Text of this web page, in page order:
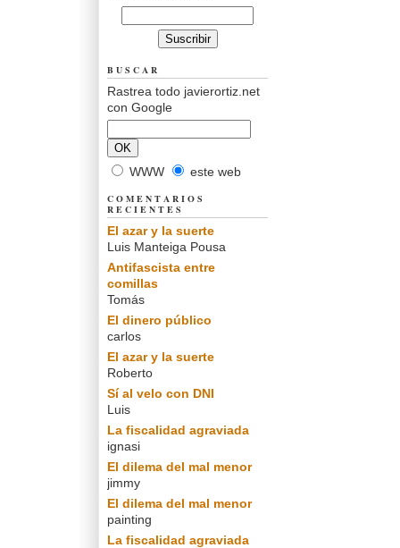
BUSCAR
Rastrea todo javierortiz.net
con Google
WWW este web
COMENTARIOS
RECIENTES
El azar y la suerte
Luis Manteiga Pousa
Antifascista entre
comillas
Tomás
El dinero público
carlos
El azar y la suerte
Roberto
Sí al velo con DNI
Luis
La fiscalidad agraviada
ignasi
El dilema del mal menor
jimmy
El dilema del mal menor
painting
La fiscalidad agraviada